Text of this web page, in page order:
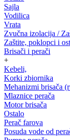
Sajla
Vodilica
Vrata
Zvučna izolacija /
Zaštite, poklopci i
Brisači i perači
+
Kebeli,
Korki zbiornika
Mehanizmi brisača
Mlaznice perača
Motor brisača
Ostalo
Perač farova
Posuda vode od